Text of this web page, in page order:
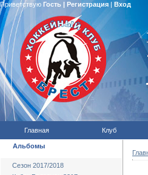
Приветствую Гость | Регистрация| Вход
Главная Клуб
Альбомы
Сезон 2017/2018